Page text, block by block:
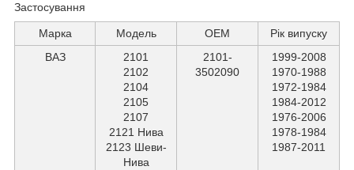
Застосування
Марка Модель ОЕМ
Рік випуску
ВАЗ
2101
2102
2104
2105
2107
2121 Нива
2123 Шеви-
Нива
2101-
3502090
1999-2008
1970-1988
1972-1984
1984-2012
1976-2006
1978-1984
1987-2011